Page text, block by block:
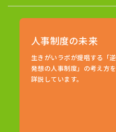
人事制度の未来
生きがいラボが提唱する「逆
発想の人事制度」の考え方を
詳説しています。